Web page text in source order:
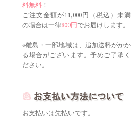
料無料 ！
ご注文金額が11,000円（税込）未満
の場合は一律800円でお届けします。
※離島・一部地域は、追加送料がかか
る場合がございます。予めご了承く
ださい。
お支払いは先払いです。